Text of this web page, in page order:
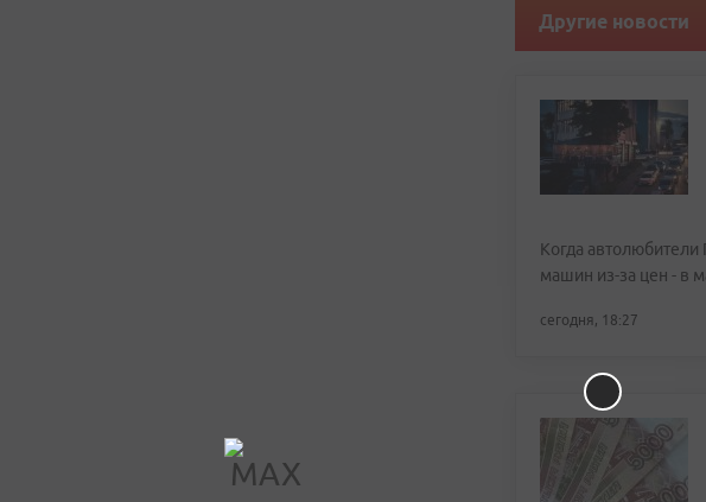
Другие новости
Когда
машин из-за цен - в
сегодня, 18:27